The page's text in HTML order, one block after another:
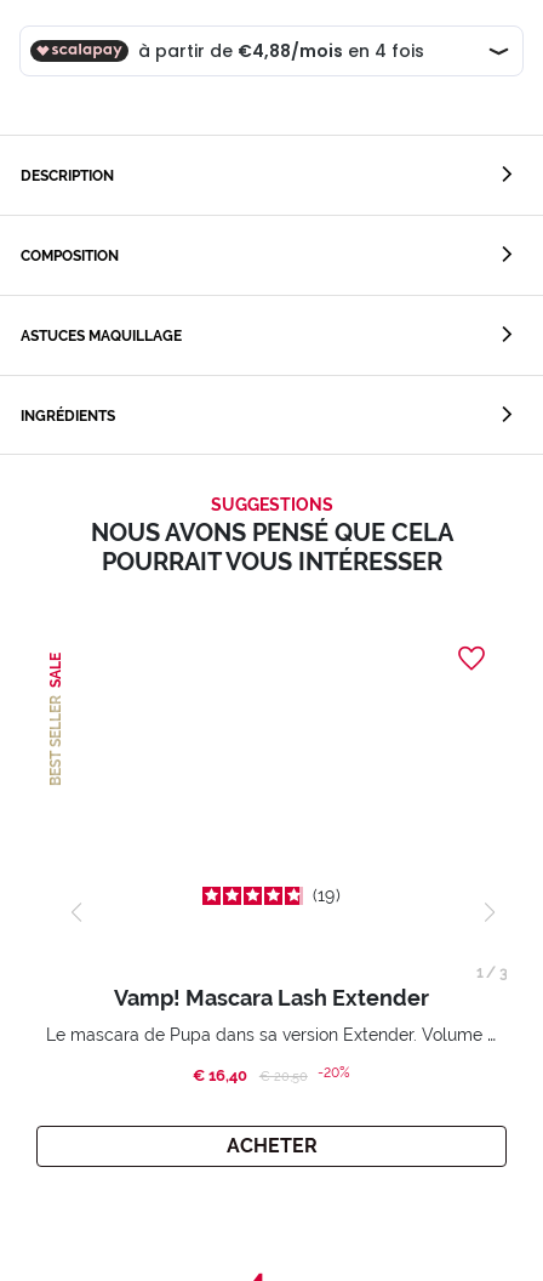
DESCRIPTION
COMPOSITION
ASTUCES MAQUILLAGE
INGRÉDIENTS
SUGGESTIONS
NOUS AVONS PENSÉ QUE CELA
POURRAIT VOUS INTÉRESSER
BEST SELLER
SALE
19
Vamp! Mascara Lash Extender
Le mascara de Pupa dans sa version Extender. Volume extension 3D. Des cils amplifiés et liftés à l’infini.
€ 16,40 Price reduced from
€ 20,50to-20%
ACHETER
1 / 3